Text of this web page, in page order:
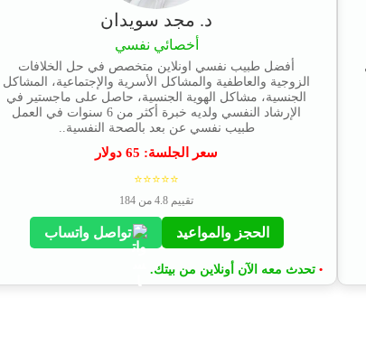
د. مجد سويدان
أخصائي نفسي
أفضل طبيب نفسي اونلاين متخصص في حل الخلافات
الزوجية والعاطفية والمشاكل الأسرية والإجتماعية، المشاكل
الجنسية، مشاكل الهوية الجنسية، حاصل على ماجستير في
الإرشاد النفسي ولديه خبرة أكثر من 6 سنوات في العمل
طبيب نفسي عن بعد بالصحة النفسية..
سعر الجلسة: 65 دولار
⭐⭐⭐⭐⭐
تقييم 4.8 من 184
الحجز والمواعيد تواصل واتساب
• تحدث معه الآن أونلاين من بيتك.